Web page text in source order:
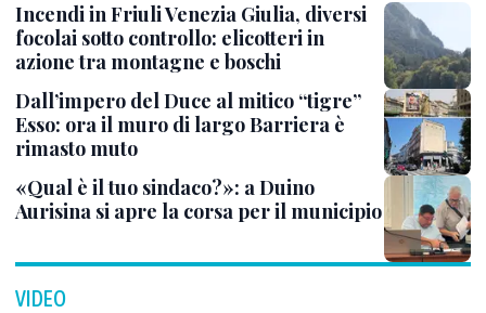
Incendi in Friuli Venezia Giulia, diversi
focolai sotto controllo: elicotteri in
azione tra montagne e boschi
Dall’impero del Duce al mitico “tigre”
Esso: ora il muro di largo Barriera è
rimasto muto
«Qual è il tuo sindaco?»: a Duino
Aurisina si apre la corsa per il municipio
VIDEO